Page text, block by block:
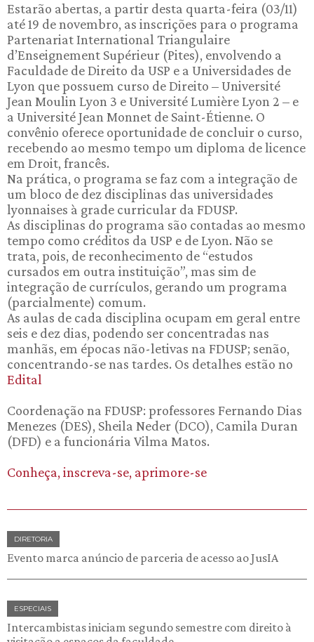
Estarão abertas, a partir desta quarta-feira (03/11)
até 19 de novembro, as inscrições para o programa
Partenariat International Triangulaire
d’Enseignement Supérieur (Pites), envolvendo a
Faculdade de Direito da USP e a Universidades de
Lyon que possuem curso de Direito – Université
Jean Moulin Lyon 3 e Université Lumière Lyon 2 – e
a Université Jean Monnet de Saint-Étienne. O
convênio oferece oportunidade de concluir o curso,
recebendo ao mesmo tempo um diploma de licence
em Droit, francês.
Na prática, o programa se faz com a integração de
um bloco de dez disciplinas das universidades
lyonnaises à grade curricular da FDUSP.
As disciplinas do programa são contadas ao mesmo
tempo como créditos da USP e de Lyon. Não se
trata, pois, de reconhecimento de “estudos
cursados em outra instituição”, mas sim de
integração de currículos, gerando um programa
(parcialmente) comum.
As aulas de cada disciplina ocupam em geral entre
seis e dez dias, podendo ser concentradas nas
manhãs, em épocas não-letivas na FDUSP; senão,
concentrando-se nas tardes. Os detalhes estão no
Edital
Coordenação na FDUSP: professores Fernando Dias
Menezes (DES), Sheila Neder (DCO), Camila Duran
(DFD) e a funcionária Vilma Matos.
Conheça, inscreva-se, aprimore-se
DIRETORIA
Evento marca anúncio de parceria de acesso ao JusIA
ESPECIAIS
Intercambistas iniciam segundo semestre com direito à